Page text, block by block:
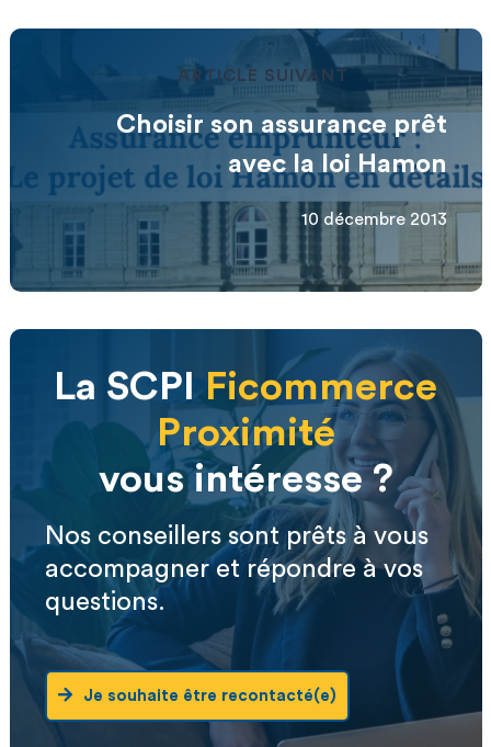
ARTICLE SUIVANT
Choisir son assurance prêt
avec la loi Hamon
10 décembre 2013
La SCPI Ficommerce
Proximité
vous intéresse ?
Nos conseillers sont prêts à vous
accompagner et répondre à vos
questions.
Je souhaite être recontacté(e)